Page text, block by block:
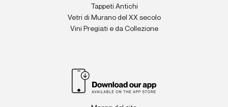
Tappeti Antichi
Vetri di Murano del XX secolo
Vini Pregiati e da Collezione